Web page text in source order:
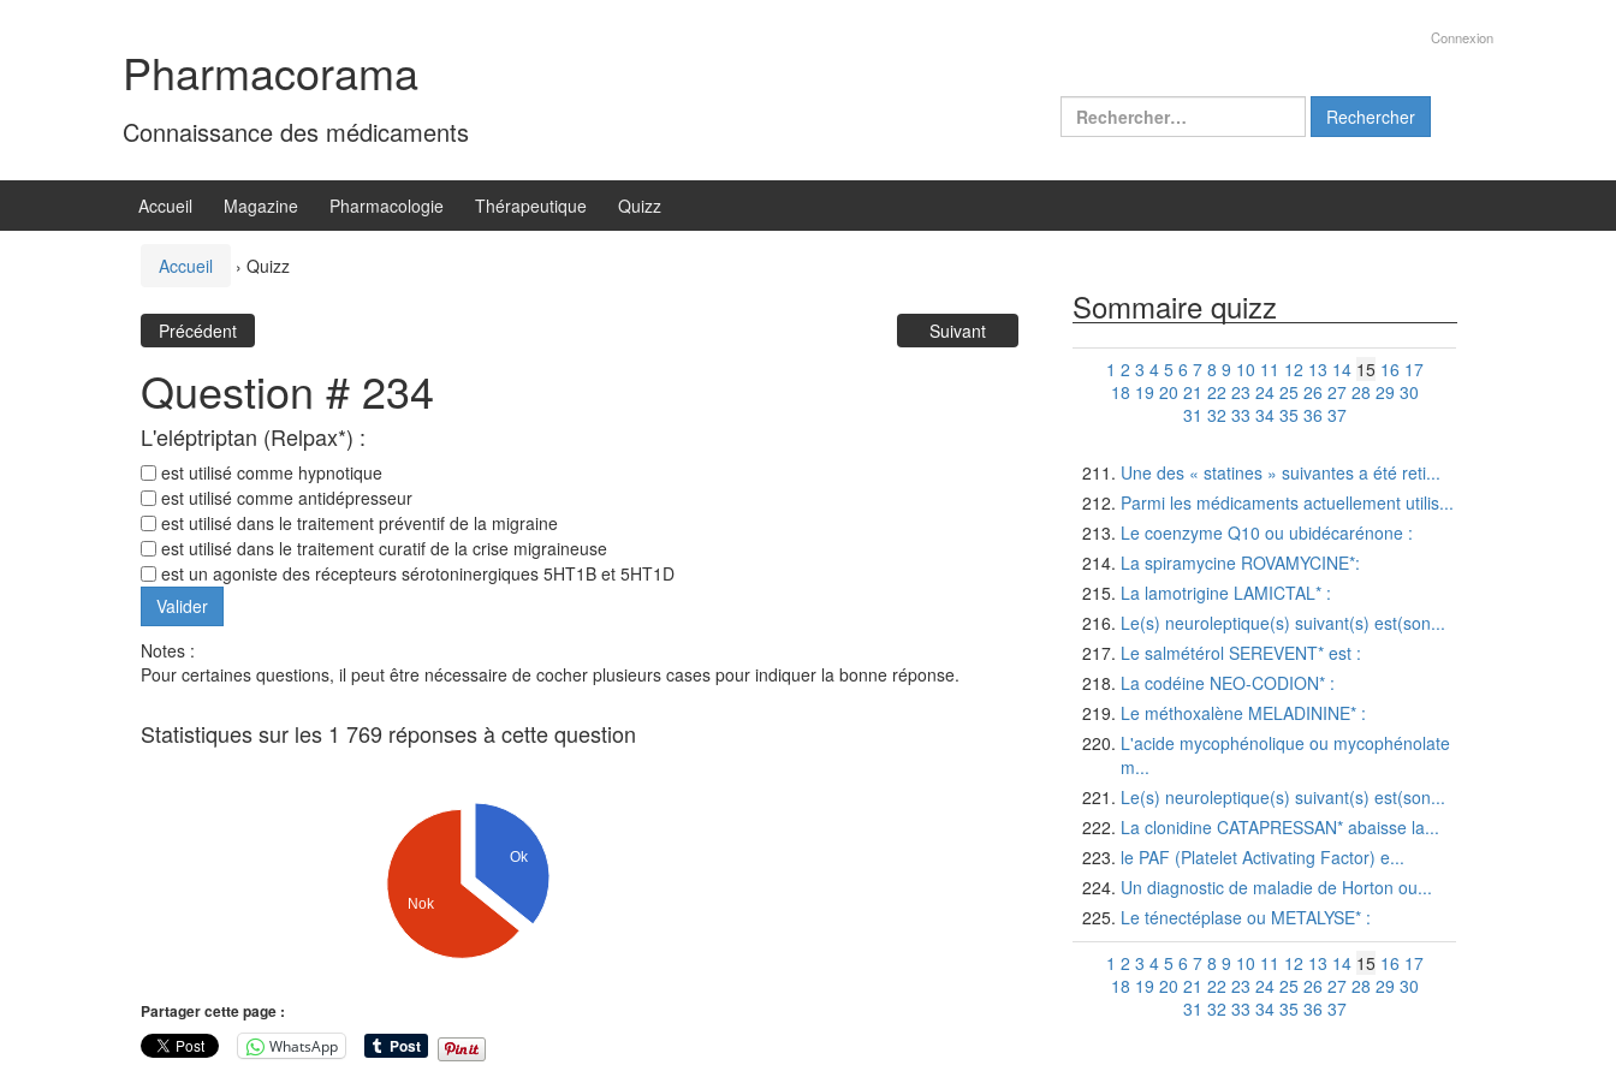
Pharmacorama
Connaissance des médicaments
Connexion
Rechercher :
Accueil Magazine Pharmacologie Thérapeutique Quizz
Accueil › Quizz
Précédent Suivant
Question # 234
L'eléptriptan (Relpax*) :
est utilisé comme hypnotique
est utilisé comme antidépresseur
est utilisé dans le traitement préventif de la migraine
est utilisé dans le traitement curatif de la crise migraineuse
est un agoniste des récepteurs sérotoninergiques 5HT1B et 5HT1D
Notes :
Pour certaines questions, il peut être nécessaire de cocher plusieurs cases pour indiquer la bonne réponse.
Statistiques sur les 1 769 réponses à cette question
Ok
Nok
Partager cette page :
WhatsApp
Sommaire quizz
1 2 3 4 5 6 7 8 9 10 11 12 13 14 15 16 17
18 19 20 21 22 23 24 25 26 27 28 29 30
31 32 33 34 35 36 37
Une des « statines » suivantes a été reti...
Parmi les médicaments actuellement utilis...
Le coenzyme Q10 ou ubidécarénone :
La spiramycine ROVAMYCINE*:
La lamotrigine LAMICTAL* :
Le(s) neuroleptique(s) suivant(s) est(son...
Le salmétérol SEREVENT* est :
La codéine NEO-CODION* :
Le méthoxalène MELADININE* :
L'acide mycophénolique ou mycophénolate
m...
Le(s) neuroleptique(s) suivant(s) est(son...
La clonidine CATAPRESSAN* abaisse la...
le PAF (Platelet Activating Factor) e...
Un diagnostic de maladie de Horton ou...
Le ténectéplase ou METALYSE* :
1 2 3 4 5 6 7 8 9 10 11 12 13 14 15 16 17
18 19 20 21 22 23 24 25 26 27 28 29 30
31 32 33 34 35 36 37